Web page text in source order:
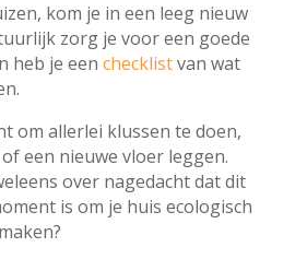
kom je in een leeg nieuw
zorg je voor een goede
heb je een checklistvan wat
om allerlei klussen te doen,
een nieuwe vloer leggen.
over nagedacht dat dit
is om je huis ecologisch